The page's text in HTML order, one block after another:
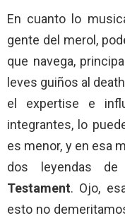
En cuanto lo
gente del merol,
que navega,
leves guiños al
el expertise e
integrantes, lo
es menor, y en esa
dos leyendas
Testament. Ojo,
esto no